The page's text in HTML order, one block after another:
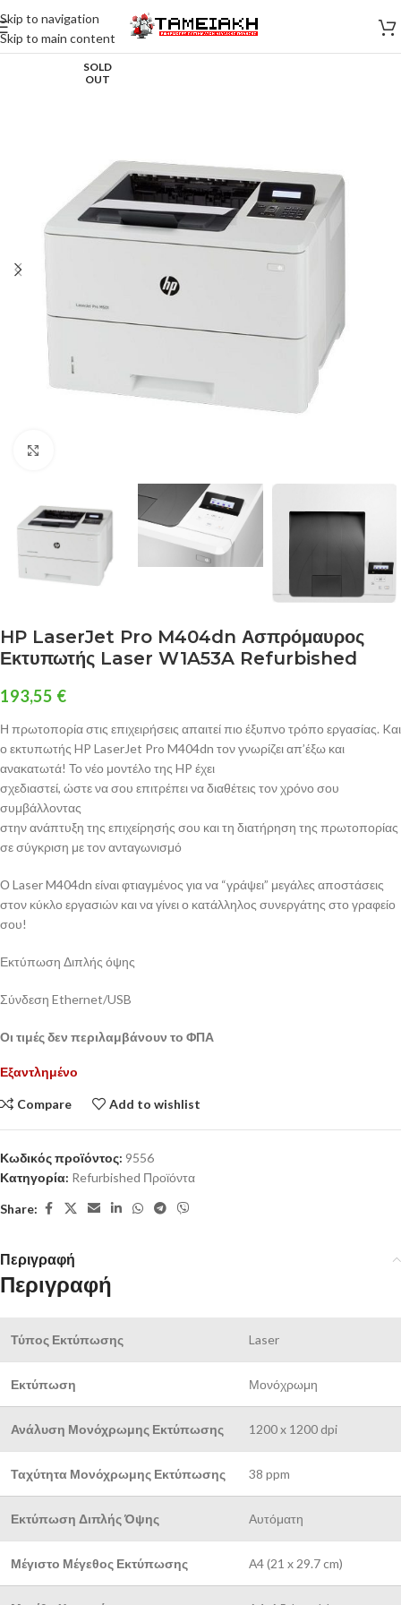
Skip to navigation
Skip to main content
SOLD
OUT
HP LaserJet Pro M404dn Ασπρόμαυρος
Εκτυπωτής Laser W1A53A Refurbished
193,55 €
Η πρωτοπορία στις επιχειρήσεις απαιτεί πιο έξυπνο τρόπο εργασίας. Kαι
ο εκτυπωτής HP LaserJet Pro M404dn τον γνωρίζει απ’έξω και
ανακατωτά! Το νέο μοντέλο της HP έχει
σχεδιαστεί, ώστε να σου επιτρέπει να διαθέτεις τον χρόνο σου
συμβάλλοντας
στην ανάπτυξη της επιχείρησής σου και τη διατήρηση της πρωτοπορίας
σε σύγκριση με τον ανταγωνισμό
Ο Laser M404dn είναι φτιαγμένος για να “γράψει” μεγάλες αποστάσεις
στον κύκλο εργασιών και να γίνει ο κατάλληλος συνεργάτης στο γραφείο
σου!
Εκτύπωση Διπλής όψης
Σύνδεση Ethernet/USB
Οι τιμές δεν περιλαμβάνουν το ΦΠΑ
Εξαντλημένο
Compare Add to wishlist
Κωδικός προϊόντος: 9556
Κατηγορία: Refurbished Προϊόντα
Share:
Περιγραφή
Περιγραφή
Τύπος Εκτύπωσης Laser
Εκτύπωση Μονόχρωμη
Ανάλυση Μονόχρωμης Εκτύπωσης 1200 x 1200 dpi
Ταχύτητα Μονόχρωμης Εκτύπωσης 38 ppm
Εκτύπωση Διπλής Όψης Αυτόματη
Μέγιστο Μέγεθος Εκτύπωσης Α4 (21 x 29.7 cm)